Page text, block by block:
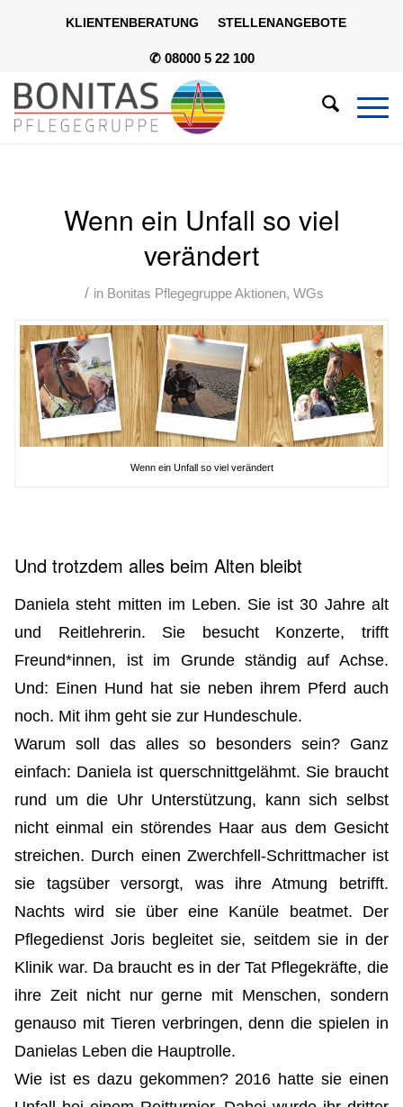
KLIENTENBERATUNG STELLENANGEBOTE
✆ 08000 5 22 100
Wenn ein Unfall so viel
verändert
/ in Bonitas Pflegegruppe Aktionen, WGs
Wenn ein Unfall so viel verändert
Und trotzdem alles beim Alten bleibt
Daniela steht mitten im Leben. Sie ist 30 Jahre alt
und Reitlehrerin. Sie besucht Konzerte, trifft
Freund*innen, ist im Grunde ständig auf Achse.
Und: Einen Hund hat sie neben ihrem Pferd auch
noch. Mit ihm geht sie zur Hundeschule.
Warum soll das alles so besonders sein? Ganz
einfach: Daniela ist querschnittgelähmt. Sie braucht
rund um die Uhr Unterstützung, kann sich selbst
nicht einmal ein störendes Haar aus dem Gesicht
streichen. Durch einen Zwerchfell-Schrittmacher ist
sie tagsüber versorgt, was ihre Atmung betrifft.
Nachts wird sie über eine Kanüle beatmet. Der
Pflegedienst Joris begleitet sie, seitdem sie in der
Klinik war. Da braucht es in der Tat Pflegekräfte, die
ihre Zeit nicht nur gerne mit Menschen, sondern
genauso mit Tieren verbringen, denn die spielen in
Danielas Leben die Hauptrolle.
Wie ist es dazu gekommen? 2016 hatte sie einen